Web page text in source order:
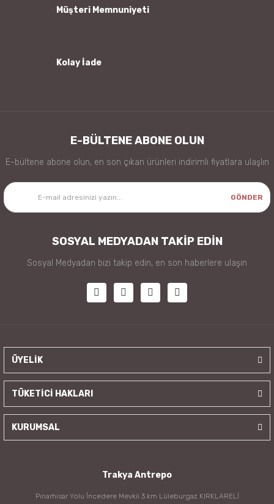
Müşteri Memnuniyeti
Kolay İade
E-BÜLTENE ABONE OLUN
E-bültene abone olun, en son çıkan ürünleri indirimli fiyatlara ulaşlın
GÖNDER
SOSYAL MEDYADAN TAKİP EDİN
Sosyal Medyadan bizi takip edin, en son haberlere ulaşın
ÜYELİK
TÜKETİCİ HAKLARI
KURUMSAL
Trakya Antrepo
Pınarhisar Yolu İncedere Mevkii 3.km Lüleburgaz KIRKLARELİ